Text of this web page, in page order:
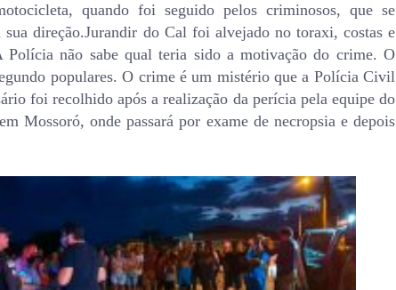
quando foi seguido pelos criminosos, que se
direção.Jurandir do Cal foi alvejado no toraxi, costas e
Polícia não sabe qual teria sido a motivação do crime. O
populares. O crime é um mistério que a Polícia Civil
foi recolhido após a realização da perícia pela equipe do
Mossoró, onde passará por exame de necropsia e depois